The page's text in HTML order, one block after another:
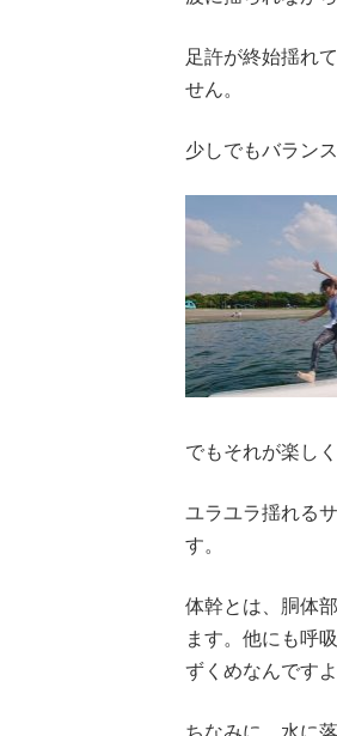
足許が終始揺れ
せん。
少しでもバラン
でもそれが楽し
ユラユラ揺れる
す。
体幹とは、胴体
ます。他にも呼
ずくめなんですよ
ちなみに、水に